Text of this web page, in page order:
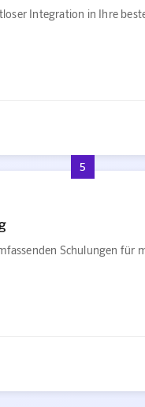
Integration in Ihre
5
Schulungen für